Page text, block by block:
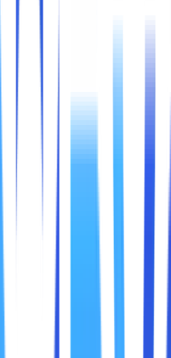
Apabila masih awam
kali ini akan
cPanel dalam hosting web